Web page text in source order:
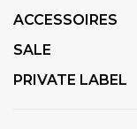
ACCESSOIRES
SALE
PRIVATE LABEL